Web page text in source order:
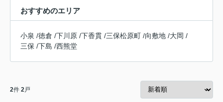
おすすめのエリア
小泉 /徳倉 /下川原 /下香貫 /三保松原町 /向敷地 /大岡 /
三保 /下島 /西熊堂
2件 2戸